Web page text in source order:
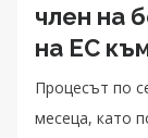
член на
на ЕС
Процесът по
месеца, като